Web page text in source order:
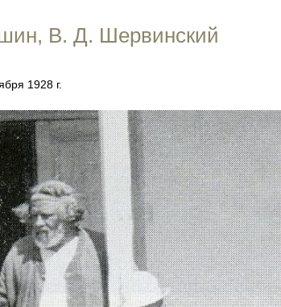
В. Д. Шервинский
1928 г.